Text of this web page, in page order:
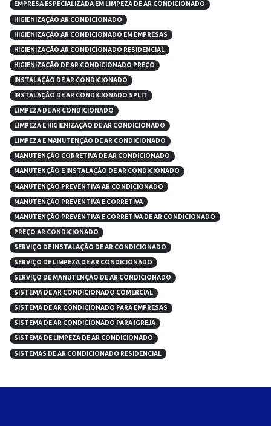
EMPRESA ESPECIALIZADA EM LIMPEZA DE AR CONDICIONADO
HIGIENIZAÇÃO AR CONDICIONADO
HIGIENIZAÇÃO AR CONDICIONADO EM EMPRESAS
HIGIENIZAÇÃO AR CONDICIONADO RESIDENCIAL
HIGIENIZAÇÃO DE AR CONDICIONADO PREÇO
INSTALAÇÃO DE AR CONDICIONADO
INSTALAÇÃO DE AR CONDICIONADO SPLIT
LIMPEZA DE AR CONDICIONADO
LIMPEZA E HIGIENIZAÇÃO DE AR CONDICIONADO
LIMPEZA E MANUTENÇÃO DE AR CONDICIONADO
MANUTENÇÃO CORRETIVA DE AR CONDICIONADO
MANUTENÇÃO E INSTALAÇÃO DE AR CONDICIONADO
MANUTENÇÃO PREVENTIVA AR CONDICIONADO
MANUTENÇÃO PREVENTIVA E CORRETIVA
MANUTENÇÃO PREVENTIVA E CORRETIVA DE AR CONDICIONADO
PREÇO AR CONDICIONADO
SERVIÇO DE INSTALAÇÃO DE AR CONDICIONADO
SERVIÇO DE LIMPEZA DE AR CONDICIONADO
SERVIÇO DE MANUTENÇÃO DE AR CONDICIONADO
SISTEMA DE AR CONDICIONADO COMERCIAL
SISTEMA DE AR CONDICIONADO PARA EMPRESAS
SISTEMA DE AR CONDICIONADO PARA IGREJA
SISTEMA DE LIMPEZA DE AR CONDICIONADO
SISTEMAS DE AR CONDICIONADO RESIDENCIAL